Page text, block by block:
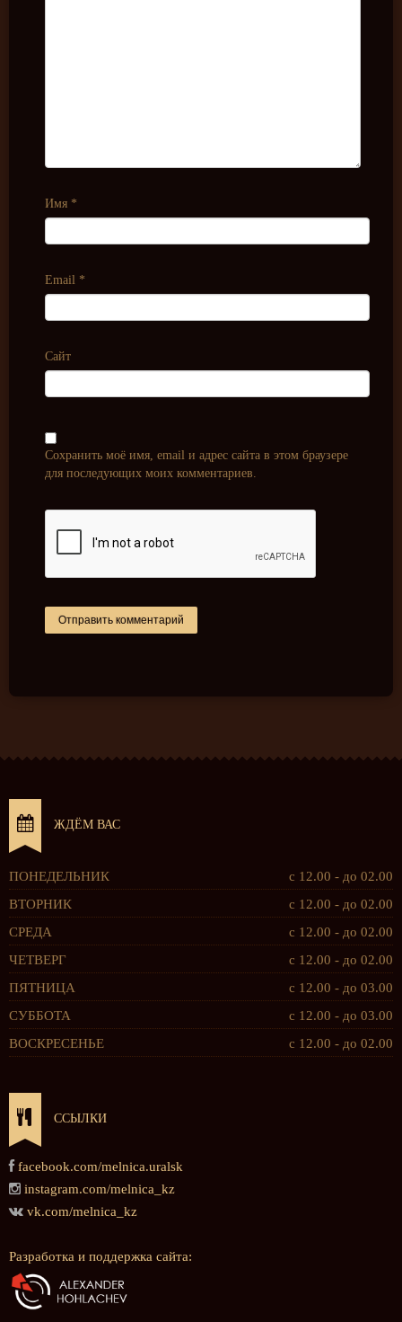
Имя *
Email *
Сайт
Сохранить моё имя, email и адрес сайта в этом браузере
для последующих моих комментариев.
ЖДЁМ ВАС
ПОНЕДЕЛЬНИК
с 12.00 - до 02.00
ВТОРНИК
с 12.00 - до 02.00
СРЕДА
с 12.00 - до 02.00
ЧЕТВЕРГ
с 12.00 - до 02.00
ПЯТНИЦА
с 12.00 - до 03.00
СУББОТА
с 12.00 - до 03.00
ВОСКРЕСЕНЬЕ
с 12.00 - до 02.00
ССЫЛКИ
facebook.com/melnica.uralsk
instagram.com/melnica_kz
vk.com/melnica_kz
Разработка и поддержка сайта: